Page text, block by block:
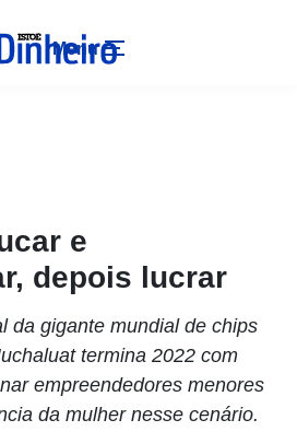
Menu
e
depois lucrar
da gigante mundial de chips
termina 2022 com
empreendedores menores
da mulher nesse cenário.